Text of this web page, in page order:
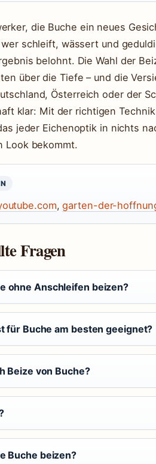
die Buche ein neues
schleift, wässert und
belohnt. Die Wahl der
über die Tiefe – und die
Österreich oder der
klar: Mit der richtigen
jeder Eichenoptik in nichts
Look bekommt.
,garten-der-
Fragen
ohne Anschleifen beizen?
für Buche am besten geeignet?
Beize von Buche?
Buche beizen?